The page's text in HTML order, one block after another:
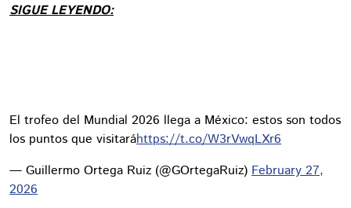
SIGUE LEYENDO:
El trofeo del Mundial 2026 llega a México: estos son todos
los puntos que visitaráhttps://t.co/W3rVwqLXr6
— Guillermo Ortega Ruiz (@GOrtegaRuiz) February 27,
2026